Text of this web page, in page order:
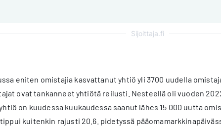
Sijoittaja.fi
eniten omistajia kasvattanut yhtiö yli 3700 uudella
ovat tankanneet yhtiötä reilusti. Nesteellä oli vuoden 2022
on kuudessa kuukaudessa saanut lähes 15 000 uutta
tippui kuitenkin rajusti 20.6. pidetyssä